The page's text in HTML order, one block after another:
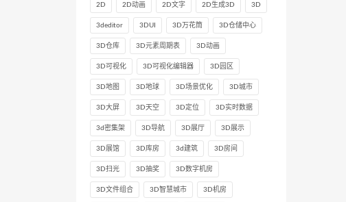
2D 2D动画 2D文字 2D生成3D 3D
3deditor 3DUI 3D万花筒 3D仓储中心
3D仓库 3D元素周期表 3D动画
3D可视化 3D可视化编辑器 3D园区
3D地图 3D地球 3D场景优化 3D城市
3D大屏 3D天空 3D定位 3D实时数据
3d密集架 3D导航 3D展厅 3D展示
3D展馆 3D库房 3d建筑 3D房间
3D扫光 3D抽奖 3D数字机房
3D文件组合 3D智慧城市 3D机房